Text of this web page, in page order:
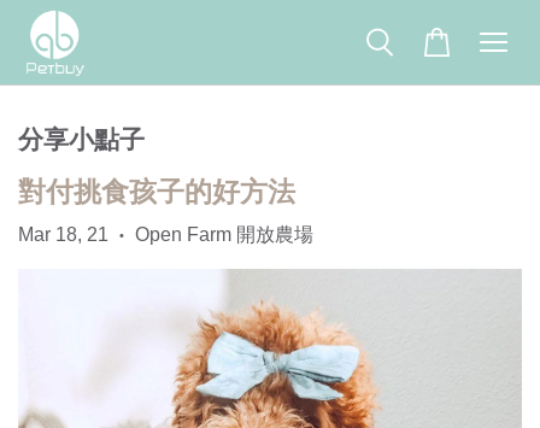
分享小點子
對付挑食孩子的好方法
Mar 18, 21 • Open Farm 開放農場